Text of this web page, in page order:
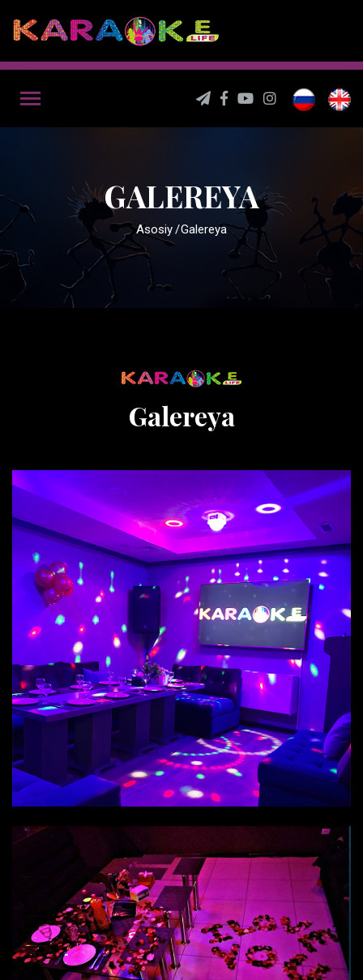
GALEREYA
Asosiy Galereya
Galereya